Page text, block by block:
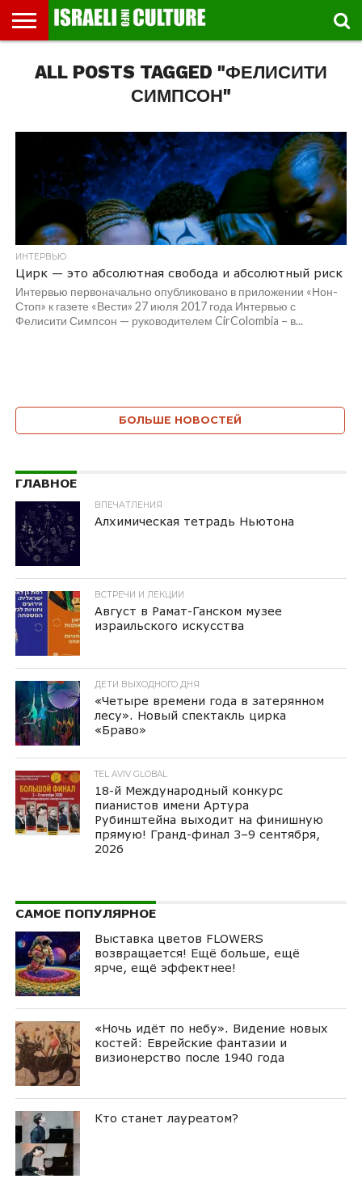
МУЗЕИ
СТРАНА
ФЕСТИВАЛЕЙ
ТЕАТР
КНИГИ.
ТЕКСТЫ
МУЗЫКА
РЕЛИГИЯ/
ИСТОРИЯ
ДВИЖЕНИЕ
ДЕТИ
ВЫХОДНОГО
МАРШРУТЫ
ПРОГУЛЬЩИКА
ВИДЕО-
РЕЧИ
ВПЕЧАТЛЕНИЯ
ВСТРЕЧИ
И
ИНТЕРВЬЮ
КИНО
TEL
AVIV
ALL POSTS TAGGED "ФЕЛИСИТИ
СИМПСОН"
ИНТЕРВЬЮ
Цирк — это абсолютная свобода и абсолютный риск
Интервью первоначально опубликовано в приложении «Нон-
Стоп» к газете «Вести» 27 июля 2017 года Интервью с
Фелисити Симпсон — руководителем CirColombia – в...
БОЛЬШЕ НОВОСТЕЙ
ГЛАВНОЕ
ВПЕЧАТЛЕНИЯ
Алхимическая тетрадь Ньютона
ВСТРЕЧИ И ЛЕКЦИИ
Август в Рамат-Ганском музее
израильского искусства
ДЕТИ ВЫХОДНОГО ДНЯ
«Четыре времени года в затерянном
лесу». Новый спектакль цирка
«Браво»
TEL AVIV GLOBAL
18-й Международный конкурс
пианистов имени Артура
Рубинштейна выходит на финишную
прямую! Гранд-финал 3–9 сентября,
2026
САМОЕ ПОПУЛЯРНОЕ
Выставка цветов FLOWERS
возвращается! Ещё больше, ещё
ярче, ещё эффектнее!
«Ночь идёт по небу». Видение новых
костей: Еврейские фантазии и
визионерство после 1940 года
Кто станет лауреатом?